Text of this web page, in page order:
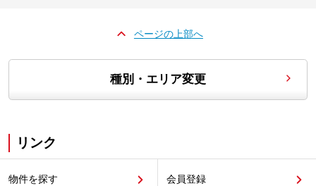
ページの上部へ
種別・エリア変更
リンク
物件を探す 会員登録